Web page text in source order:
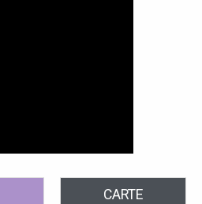
CARTE